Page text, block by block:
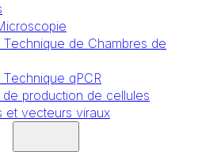
Technique de Chambres de
Technique qPCR
de production de cellules
et vecteurs viraux